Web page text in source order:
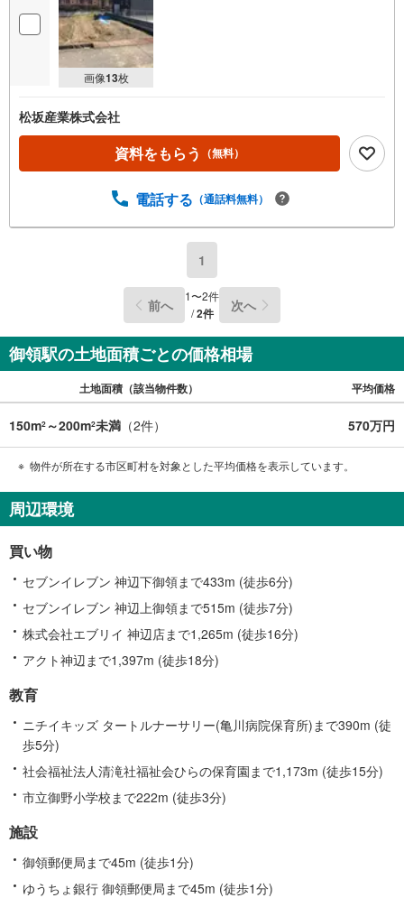
画像13枚
松坂産業株式会社
資料をもらう （無料）
電話する （通話料無料）
1
前へ 1〜2件
/2件 次へ
御領駅の土地面積ごとの価格相場
土地面積（該当物件数） 平均価格
150m2 ～200m2未満 （2件） 570万円
物件が所在する市区町村を対象とした平均価格を表示しています。
周辺環境
買い物
セブンイレブン 神辺下御領まで433m (徒歩6分)
セブンイレブン 神辺上御領まで515m (徒歩7分)
株式会社エブリイ 神辺店まで1,265m (徒歩16分)
アクト神辺まで1,397m (徒歩18分)
教育
ニチイキッズ タートルナーサリー(亀川病院保育所)まで390m (徒
歩5分)
社会福祉法人清滝社福祉会ひらの保育園まで1,173m (徒歩15分)
市立御野小学校まで222m (徒歩3分)
施設
御領郵便局まで45m (徒歩1分)
ゆうちょ銀行 御領郵便局まで45m (徒歩1分)